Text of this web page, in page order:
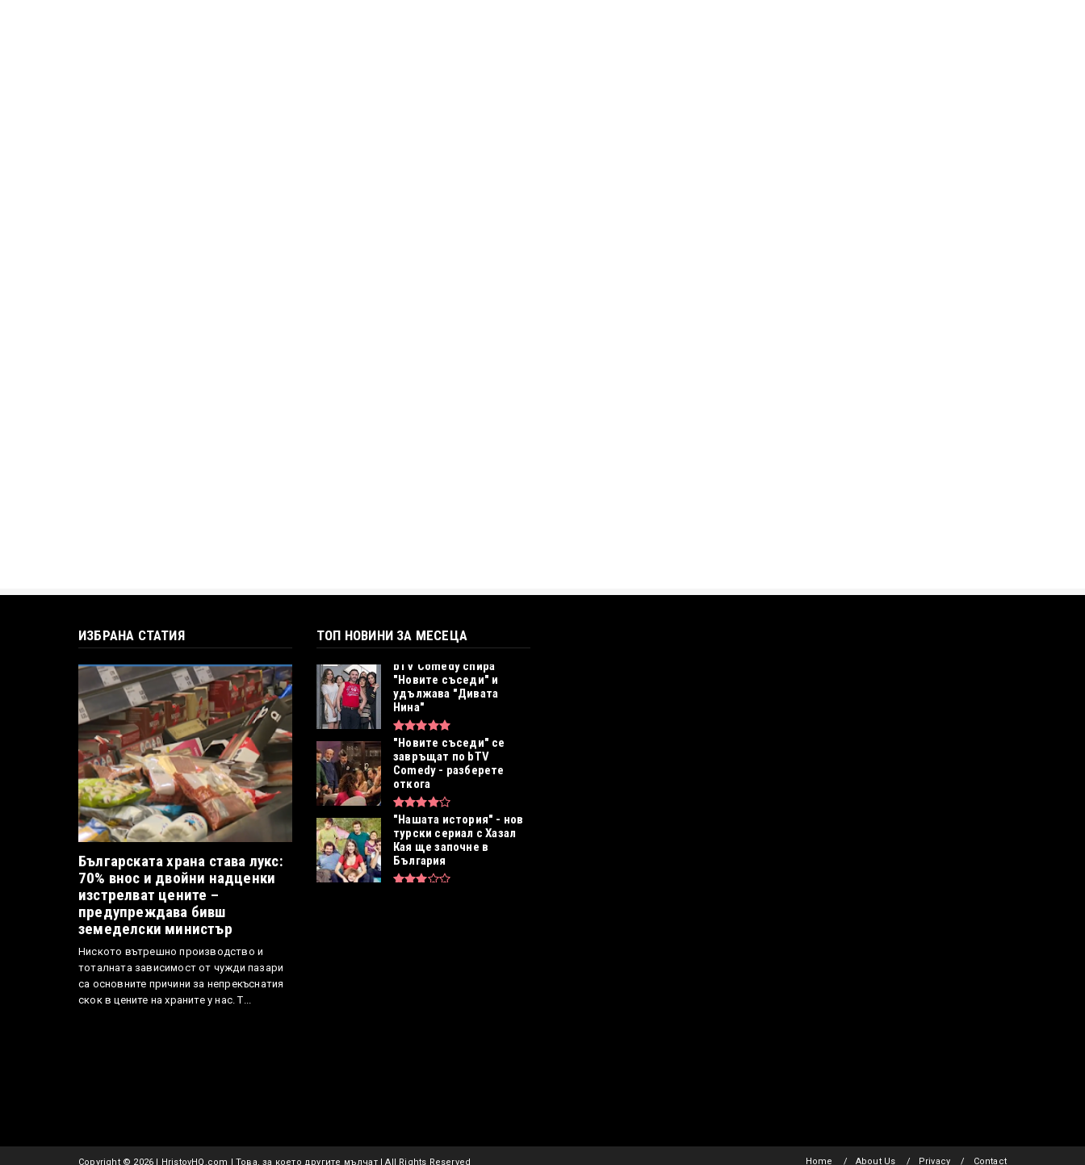
ИЗБРАНА СТАТИЯ
Българската храна става лукс:
70% внос и двойни надценки
изстрелват цените –
предупреждава бивш
земеделски министър
Ниското вътрешно производство и
тоталната зависимост от чужди пазари
са основните причини за непрекъснатия
скок в цените на храните у нас. Т...
ТОП НОВИНИ ЗА МЕСЕЦА
bTV Comedy спира
"Новите съседи" и
удължава "Дивата
Нина"
"Новите съседи" се
завръщат по bTV
Comedy - разберете
откога
"Нашата история" - нов
турски сериал с Хазал
Кая ще започне в
България
Copyright © 2026 | HristovHQ.com | Това, за което другите мълчат | All Rights Reserved Home About Us Privacy Contact